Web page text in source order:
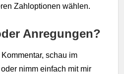
Zahloptionen wählen.
Anregungen?
schau im
nimm einfach mit mir